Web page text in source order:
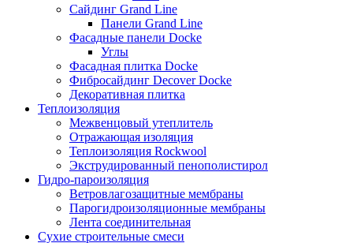
Сайдинг Grand Line
Панели Grand Line
Фасадные панели Docke
Углы
Фасадная плитка Docke
Фибросайдинг Decover Docke
Декоративная плитка
Теплоизоляция
Межвенцовый утеплитель
Отражающая изоляция
Теплоизоляция Rockwool
Экструдированный пенополистирол
Гидро-пароизоляция
Ветровлагозащитные мембраны
Парогидроизоляционные мембраны
Лента соединительная
Сухие строительные смеси